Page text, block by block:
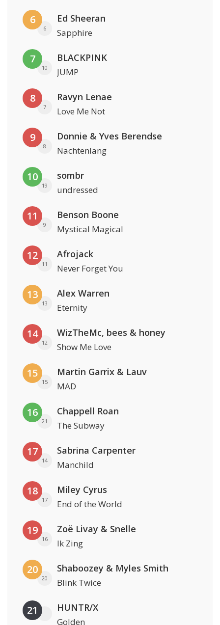
6
6
Ed Sheeran
Sapphire
7
10
BLACKPINK
JUMP
8
7
Ravyn Lenae
Love Me Not
9
8
Donnie & Yves Berendse
Nachtenlang
10
19
sombr
undressed
11
9
Benson Boone
Mystical Magical
12
11
Afrojack
Never Forget You
13
13
Alex Warren
Eternity
14
12
WizTheMc, bees & honey
Show Me Love
15
15
Martin Garrix & Lauv
MAD
16
21
Chappell Roan
The Subway
17
14
Sabrina Carpenter
Manchild
18
17
Miley Cyrus
End of the World
19
16
Zoë Livay & Snelle
Ik Zing
20
20
Shaboozey & Myles Smith
Blink Twice
21 HUNTR/X
Golden